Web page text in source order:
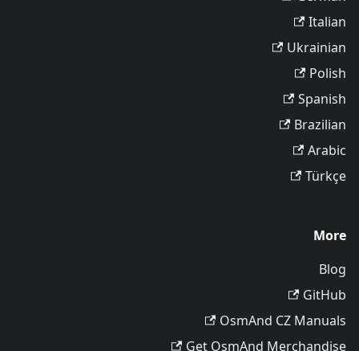
Italian
Ukrainian
Polish
Spanish
Brazilian
Arabic
Türkçe
More
Blog
GitHub
OsmAnd CZ Manuals
Get OsmAnd Merchandise